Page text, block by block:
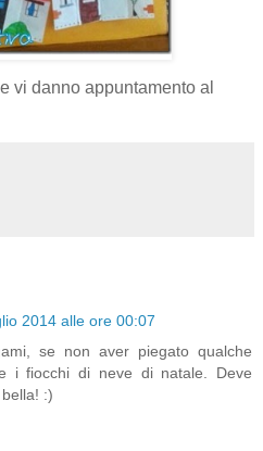
vi danno appuntamento al
2014 alle ore 00:07
se non aver piegato qualche
i fiocchi di neve di natale. Deve
:)